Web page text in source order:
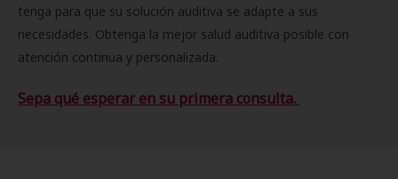
tenga para que su solución auditiva se adapte a sus
necesidades. Obtenga la mejor salud auditiva posible con
atención continua y personalizada.
Sepa qué esperar en su primera consulta.